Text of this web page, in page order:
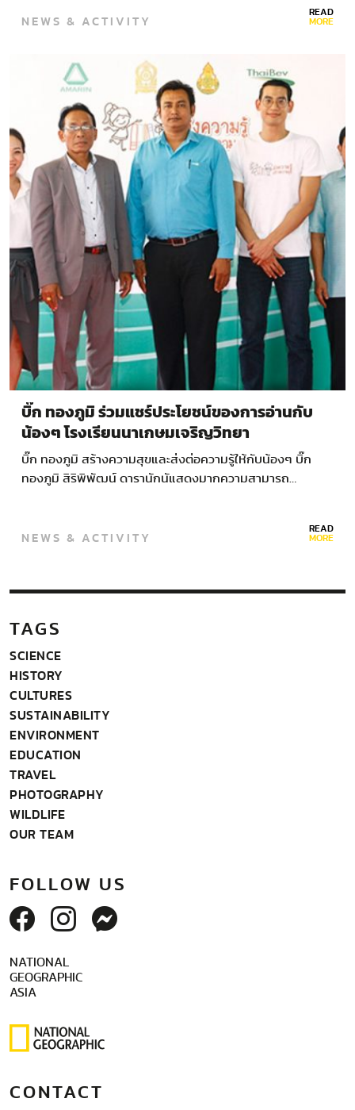
ตระเวนชายแดนที่จังหวัดสุรินทร์ ร.ต.อ.ครรชิต…
NEWS & ACTIVITY READ
MORE
บิ๊ก ทองภูมิ ร่วมแชร์ประโยชน์ของการอ่านกับ
น้องๆ โรงเรียนนาเกษมเจริญวิทยา
บิ๊ก ทองภูมิ สร้างความสุขและส่งต่อความรู้ให้กับน้องๆ บิ๊ก
ทองภูมิ สิริพิพัฒน์ ดารานักนัแสดงมากความสามารถ…
NEWS & ACTIVITY READ
MORE
TAGS
SCIENCE
HISTORY
CULTURES
SUSTAINABILITY
ENVIRONMENT
EDUCATION
TRAVEL
PHOTOGRAPHY
WILDLIFE
OUR TEAM
FOLLOW US
NATIONAL
GEOGRAPHIC
ASIA
CONTACT